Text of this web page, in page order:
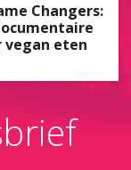
Changers:
vegan eten